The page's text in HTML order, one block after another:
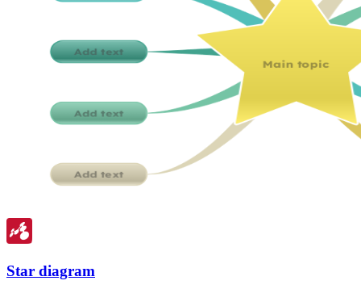
Star diagram